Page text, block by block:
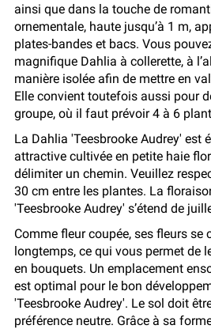
ainsi que dans la touche de
ornementale, haute jusqu’à 1 m,
plates-bandes et bacs. Vous
magnifique Dahlia à collerette, à
manière isolée afin de mettre en
Elle convient toutefois aussi pour
groupe, où il faut prévoir 4 à 6
La Dahlia 'Teesbrooke Audrey' est
attractive cultivée en petite haie
délimiter un chemin. Veuillez
30 cm entre les plantes. La
'Teesbrooke Audrey' s’étend de
Comme fleur coupée, ses fleurs se
longtemps, ce qui vous permet de
en bouquets. Un emplacement
est optimal pour le bon
'Teesbrooke Audrey'. Le sol doit
préférence neutre. Grâce à sa